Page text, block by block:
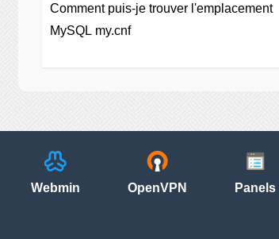
Comment puis-je trouver l'emplacement
MySQL my.cnf
Webmin OpenVPN Panels